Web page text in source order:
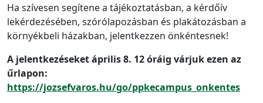
Ha szívesen segítene a tájékoztatásban, a kérdőív
lekérdezésében, szórólapozásban és plakátozásban a
környékbeli házakban, jelentkezzen önkéntesnek!
A jelentkezéseket április 8. 12 óráig várjuk ezen az
űrlapon:
https://jozsefvaros.hu/go/ppkecampus_onkentes